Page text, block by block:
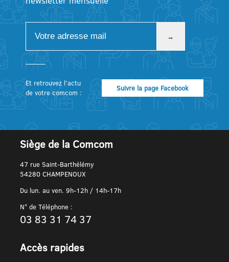
Et retrouvez l’actu
de votre comcom :
Suivre la page Facebook
Siège de la Comcom
47 rue Saint-Barthélémy
54280 CHAMPENOUX
Du lun. au ven. 9h-12h / 14h-17h
N° de Téléphone :
03 83 31 74 37
Accès rapides